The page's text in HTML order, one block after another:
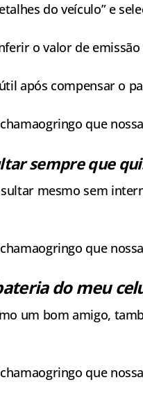
do veículo” e
o valor de
após compensar o
que
sempre que
mesmo sem
que
do meu
um bom amigo,
que